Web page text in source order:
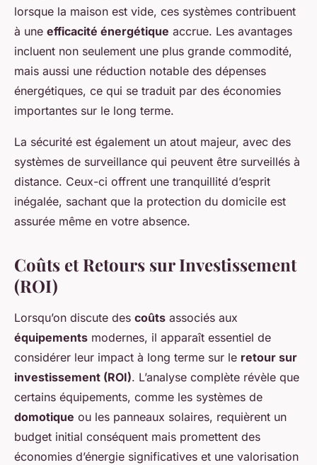
lorsque la maison est vide, ces systèmes contribuent
à une efficacité énergétique accrue. Les avantages
incluent non seulement une plus grande commodité,
mais aussi une réduction notable des dépenses
énergétiques, ce qui se traduit par des économies
importantes sur le long terme.
La sécurité est également un atout majeur, avec des
systèmes de surveillance qui peuvent être surveillés à
distance. Ceux-ci offrent une tranquillité d’esprit
inégalée, sachant que la protection du domicile est
assurée même en votre absence.
Coûts et Retours sur Investissement
(ROI)
Lorsqu’on discute des coûts associés aux
équipements modernes, il apparaît essentiel de
considérer leur impact à long terme sur le retour sur
investissement (ROI). L’analyse complète révèle que
certains équipements, comme les systèmes de
domotique ou les panneaux solaires, requièrent un
budget initial conséquent mais promettent des
économies d’énergie significatives et une valorisation